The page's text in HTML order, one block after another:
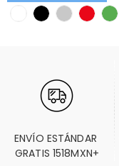
ENVÍO ESTÁNDAR
GRATIS 1518MXN+